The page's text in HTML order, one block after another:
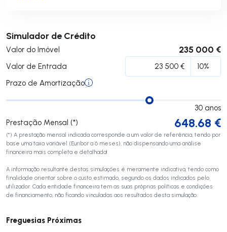
Simulador de Crédito
Valor do Imóvel 235 000 €
Valor de Entrada
Prazo de Amortização
30 anos
Prestação Mensal (*)
648.68 €
(*) A prestação mensal indicada corresponde a um valor de referência, tendo por
base uma taxa variável (Euribor a 6 meses), não dispensando uma análise
financeira mais completa e detalhada!
A informação resultante destas simulações é meramente indicativa, tendo como
finalidade orientar sobre o custo estimado, segundo os dados indicados pelo
utilizador. Cada entidade financeira tem as suas próprias políticas e condições
de financiamento, não ficando vinculadas aos resultados desta simulação.
Submeter
Freguesias Próximas